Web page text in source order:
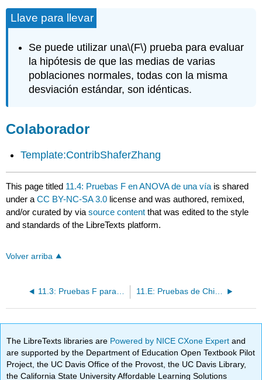
Llave para llevar
Se puede utilizar una\(F\) prueba para evaluar
la hipótesis de que las medias de varias
poblaciones normales, todas con la misma
desviación estándar, son idénticas.
Colaborador
Template:ContribShaferZhang
This page titled 11.4: Pruebas F en ANOVA de una vía is shared
under aCC BY-NC-SA 3.0 license and was authored, remixed,
and/or curated byviasource content that was edited to the style
and standards of the LibreTexts platform.
Volver arriba
11.3: Pruebas F para Igualdad de Dos Varianzas 11.E: Pruebas de Chi-Cuadrado y Pruebas F (Ejercicios)
The LibreTexts libraries are Powered by NICE CXone Expertand
are supported by the Department of Education Open Textbook Pilot
Project, the UC Davis Office of the Provost, the UC Davis Library,
the California State University Affordable Learning Solutions